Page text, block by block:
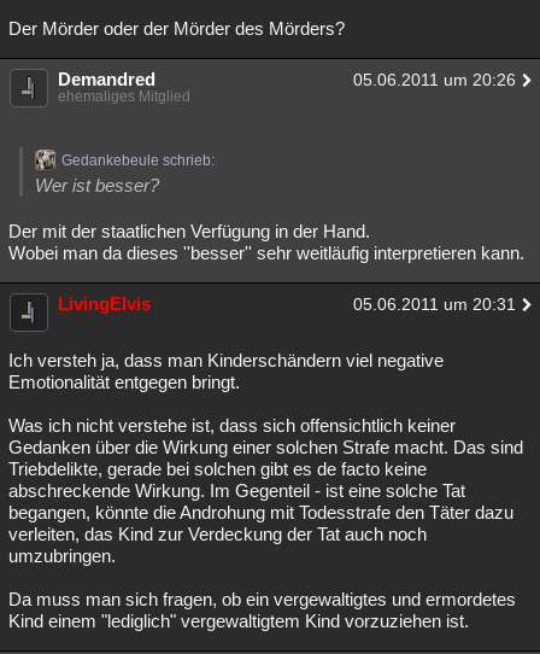
Der Mörder oder der Mörder des Mörders?
Demandred 05.06.2011 um 20:26
ehemaliges Mitglied
Gedankebeule schrieb:
Wer ist besser?
Der mit der staatlichen Verfügung in der Hand.
Wobei man da dieses ''besser'' sehr weitläufig interpretieren kann.
LivingElvis 05.06.2011 um 20:31
Ich versteh ja, dass man Kinderschändern viel negative
Emotionalität entgegen bringt.
Was ich nicht verstehe ist, dass sich offensichtlich keiner
Gedanken über die Wirkung einer solchen Strafe macht. Das sind
Triebdelikte, gerade bei solchen gibt es de facto keine
abschreckende Wirkung. Im Gegenteil - ist eine solche Tat
begangen, könnte die Androhung mit Todesstrafe den Täter dazu
verleiten, das Kind zur Verdeckung der Tat auch noch
umzubringen.
Da muss man sich fragen, ob ein vergewaltigtes und ermordetes
Kind einem "lediglich" vergewaltigtem Kind vorzuziehen ist.